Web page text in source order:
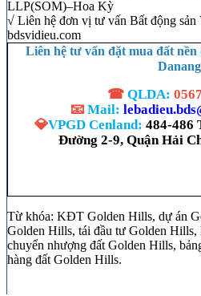
√ Liên hệ đơn vị tư vấn Bất động
bdsvidieu.com
Liên hệ tư vấn đặt mua đất
Danang
☎ QLDA:
📧 Mail:
💎VPGD Cenland: 484-486
Đường 2-9, Quận Hải
Từ khóa: KĐT Golden Hills, dự án
Golden Hills, tái đầu tư Golden
chuyển nhượng đất Golden Hills,
hàng đất Golden Hills.